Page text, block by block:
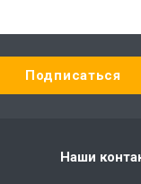
Наши